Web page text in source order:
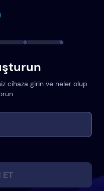
cihaza girin ve neler olup
ET